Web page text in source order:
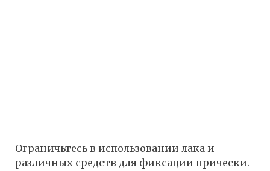
Ограничьтесь в использовании лака и
различных средств для фиксации прически.